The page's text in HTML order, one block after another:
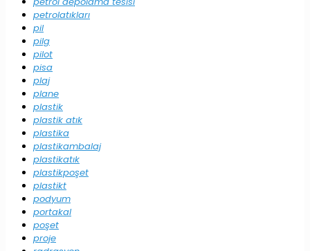
petrolatıkları
pil
pilg
pilot
pisa
plaj
plane
plastik
plastik atık
plastika
plastikambalaj
plastikatık
plastikpoşet
plastikt
podyum
portakal
poşet
proje